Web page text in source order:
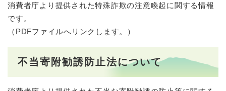
消費者庁より提供された特殊詐欺の注意喚起に関する情報
です。
（PDFファイルへリンクします。）
不当寄附勧誘防止法について